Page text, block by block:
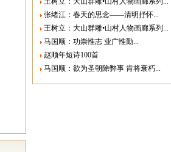
张绪江：春天的思念——清明抒怀...
王树立：大山群雕•山村人物画廊系列...
马国顺：功崇惟志 业广惟勤...
赵顺年短诗100首
马国顺：欲为圣朝除弊事 肯将衰朽...